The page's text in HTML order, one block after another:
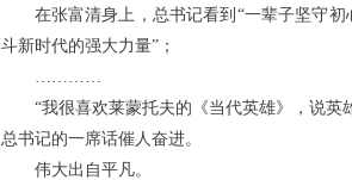
在张富清身上，总书记看到“一辈子坚守
斗新时代的强大力量”；
…………
“我很喜欢莱蒙托夫的《当代英雄》，说
总书记的一席话催人奋进。
伟大出自平凡。